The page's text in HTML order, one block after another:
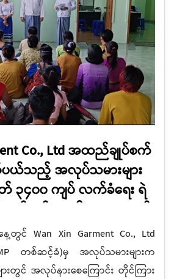
Co., Ltd အထည်ချုပ်စက်
သည့် အလုပ်သမားများ
၄၀၀ ကျပ် လက်ခံရေး ရဲ
က်လက်မှတ်ရေးထိုးစေမှု သတင်း
ေ့တွင် Wan Xin Garment Co., Ltd
တစ်ဆင့်ခံ)မှ အလုပ်သမားများက
းတွင် အလုပ်နားစေကြောင်း တိုင်ကြား